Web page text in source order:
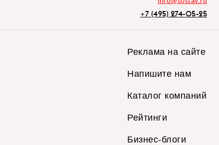
+7 (495) 274-05-25
Реклама на сайте
Напишите нам
Каталог компаний
Рейтинги
Бизнес-блоги